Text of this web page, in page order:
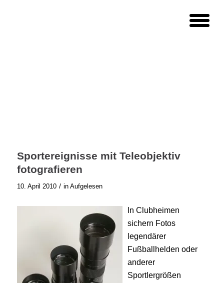
Sportereignisse mit Teleobjektiv
fotografieren
10. April 2010 / in Aufgelesen
In Clubheimen
sichern Fotos
legendärer
Fußballhelden oder
anderer
Sportlergrößen